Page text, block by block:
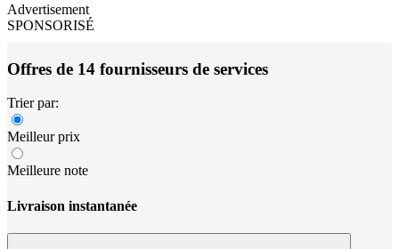
Advertisement
SPONSORISÉ
Offres de 14 fournisseurs de services
Trier par:
Meilleur prix
Meilleure note
Livraison instantanée